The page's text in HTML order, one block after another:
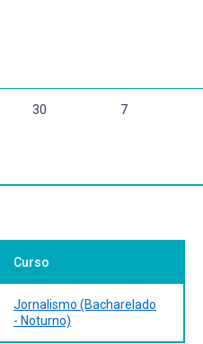
30 7
Curso
Jornalismo (Bacharelado
- Noturno)